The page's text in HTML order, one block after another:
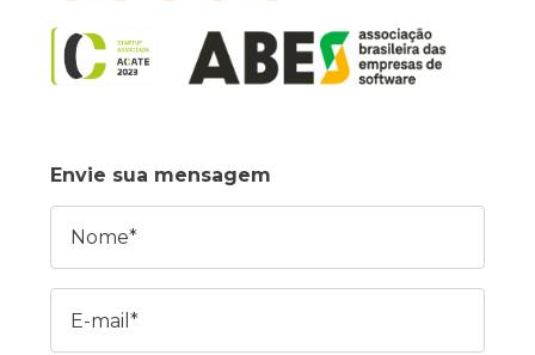
Envie sua mensagem